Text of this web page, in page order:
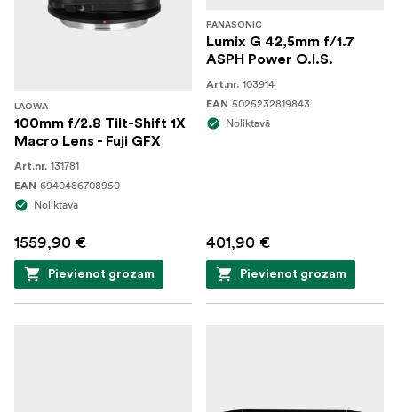
LAOWA
100mm f/2.8 Tilt-Shift 1X
Macro Lens - Fuji GFX
Art.nr. 131781
EAN 6940486708950
Noliktavā
1559,90 €
Pievienot grozam
PANASONIC
Lumix G 42,5mm f/1.7
ASPH Power O.I.S.
Art.nr. 103914
EAN 5025232819843
Noliktavā
401,90 €
Pievienot grozam